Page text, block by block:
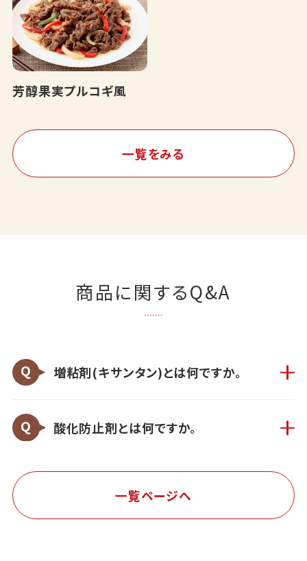
芳醇果実プルコギ風
一覧をみる
商品に関するQ&A
増粘剤(キサンタン)とは何ですか。
酸化防止剤とは何ですか。
一覧ページへ